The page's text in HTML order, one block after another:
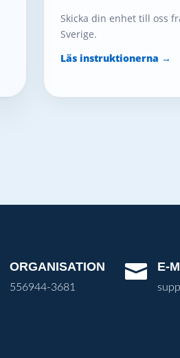
Skicka din enhet till oss
Sverige.
Läs instruktionerna →
ORGANISATION
556944-3681
 E-